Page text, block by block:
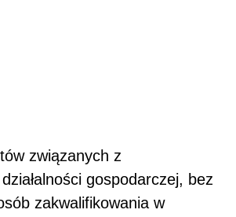
związanych z
gospodarczej, bez
zakwalifikowania w